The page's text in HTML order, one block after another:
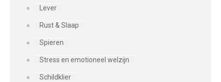
Lever
Rust & Slaap
Spieren
Stress en emotioneel welzijn
Schildklier